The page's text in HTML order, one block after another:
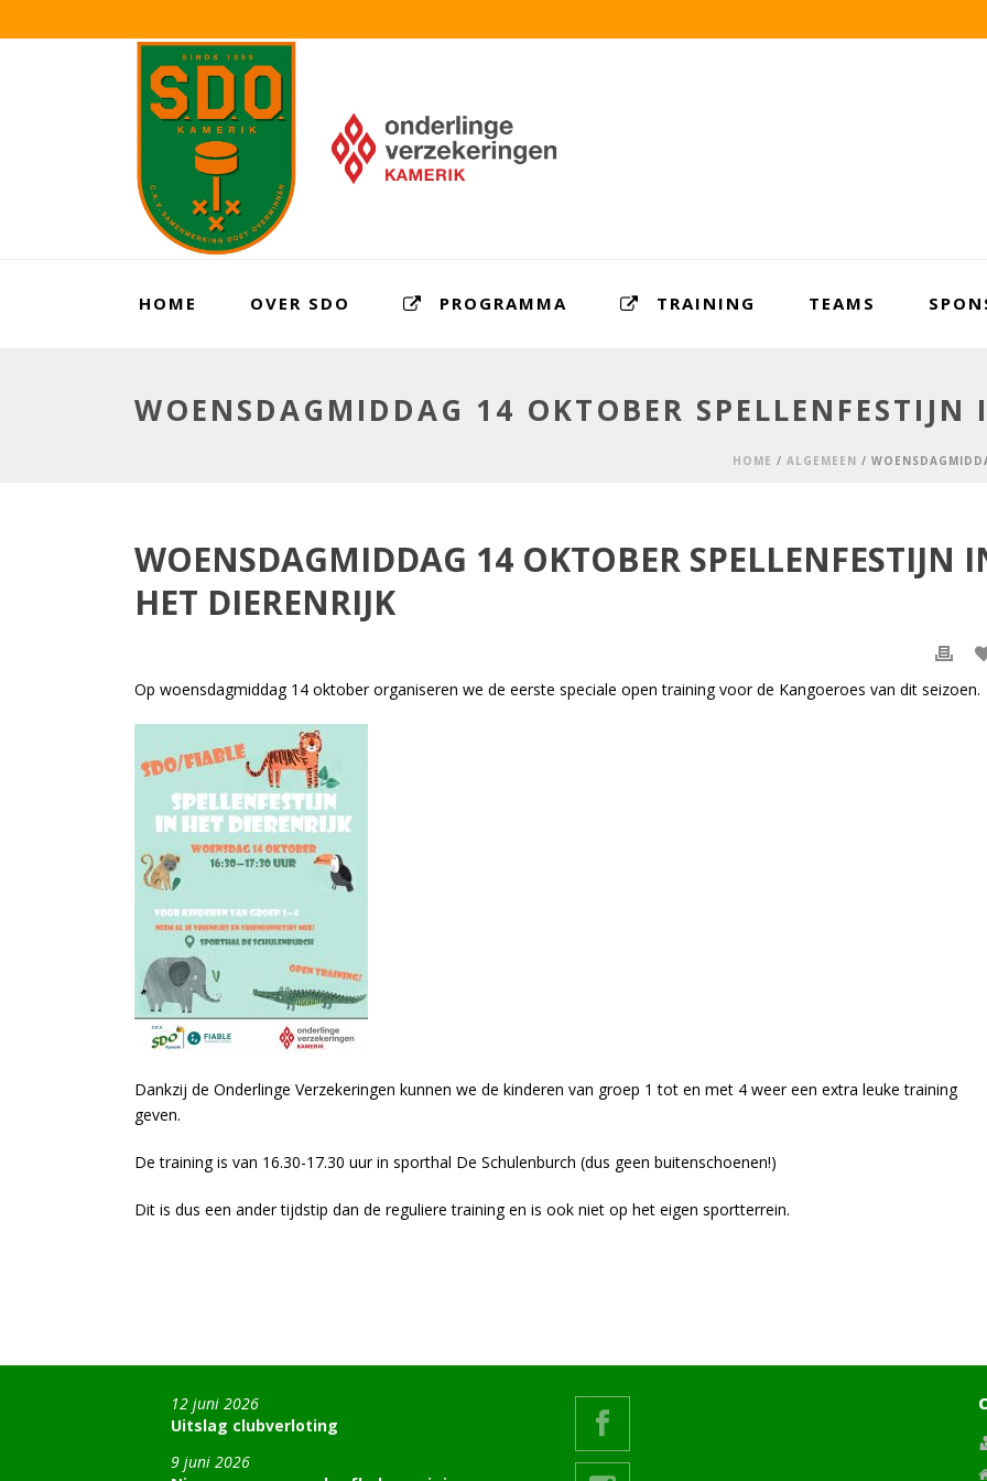
HOME OVER SDO PROGRAMMA TRAINING TEAMS
WOENSDAGMIDDAG 14 OKTOBER SPELLENFESTIJN
HOME / ALGEMEEN /
WOENSDAGMIDDAG 14 OKTOBER SPELLENFESTIJN
HET DIERENRIJK
Op woensdagmiddag 14 oktober organiseren we de eerste speciale open training voor de Kangoeroes van dit seizoen.
Dankzij de Onderlinge Verzekeringen kunnen we de kinderen van groep 1 tot en met 4 weer een extra leuke training
geven.
De training is van 16.30-17.30 uur in sporthal De Schulenburch (dus geen buitenschoenen!)
Dit is dus een ander tijdstip dan de reguliere training en is ook niet op het eigen sportterrein.
Uitslag clubverloting
12 juni 2026
9 juni 2026